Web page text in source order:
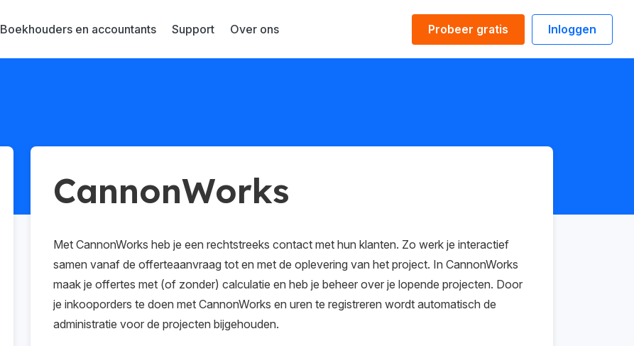
Probeer gratis Inloggen
Boekhouders en accountants Support Over ons
CannonWorks
Met CannonWorks heb je een rechtstreeks contact met hun klanten. Zo werk je interactief
samen vanaf de offerteaanvraag tot en met de oplevering van het project. In CannonWorks
maak je offertes met (of zonder) calculatie en heb je beheer over je lopende projecten. Door
je inkooporders te doen met CannonWorks en uren te registreren wordt automatisch de
administratie voor de projecten bijgehouden.